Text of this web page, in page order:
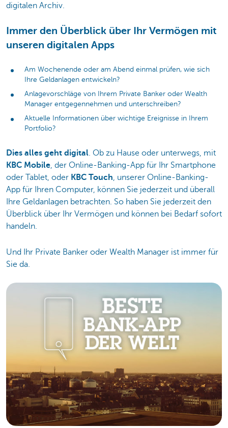
digitalen Archiv.
Immer den Überblick über Ihr Vermögen mit
unseren digitalen Apps
Am Wochenende oder am Abend einmal prüfen, wie sich
Ihre Geldanlagen entwickeln?
Anlagevorschläge von Ihrem Private Banker oder Wealth
Manager entgegennehmen und unterschreiben?
Aktuelle Informationen über wichtige Ereignisse in Ihrem
Portfolio?
Dies alles geht digital. Ob zu Hause oder unterwegs, mit
KBC Mobile, der Online-Banking-App für Ihr Smartphone
oder Tablet, oder KBC Touch, unserer Online-Banking-
App für Ihren Computer, können Sie jederzeit und überall
Ihre Geldanlagen betrachten. So haben Sie jederzeit den
Überblick über Ihr Vermögen und können bei Bedarf sofort
handeln.
Und Ihr Private Banker oder Wealth Manager ist immer für
Sie da.